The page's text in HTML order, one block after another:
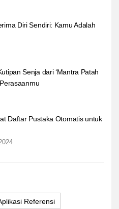
Diri Sendiri: Kamu Adalah
Senja dari ‘Mantra Patah
Daftar Pustaka Otomatis untuk
Referensi